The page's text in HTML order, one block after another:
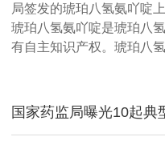
局签发的琥珀八氢氨吖啶
琥珀八氢氨吖啶是琥珀八
有自主知识产权。琥珀八氢
国家药监局曝光10起典